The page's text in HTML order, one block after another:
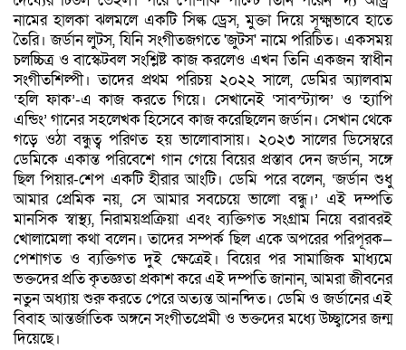
নামের হালকা ঝলমলে একটি সিল্ক ড্রেস, মুক্তা দিয়ে সূক্ষ্মভাবে হাতে
তৈরি। জর্ডান লুটস, যিনি সংগীতজগতে 'জুটস' নামে পরিচিত। একসময়
চলচ্চিত্র ও বাস্কেটবল সংশ্লিষ্ট কাজ করলেও এখন তিনি একজন স্বাধীন
সংগীতশিল্পী। তাদের প্রথম পরিচয় ২০২২ সালে, ডেমির অ্যালবাম
‘হলি ফাক’-এ কাজ করতে গিয়ে। সেখানেই ‘সাবস্ট্যান্স’ ও ‘হ্যাপি
এন্ডিং’ গানের সহলেখক হিসেবে কাজ করেছিলেন জর্ডান। সেখান থেকে
গড়ে ওঠা বন্ধুত্ব পরিণত হয় ভালোবাসায়। ২০২৩ সালের ডিসেম্বরে
ডেমিকে একান্ত পরিবেশে গান গেয়ে বিয়ের প্রস্তাব দেন জর্ডান, সঙ্গে
ছিল পিয়ার-শেপ একটি হীরার আংটি। ডেমি পরে বলেন, ‘জর্ডান শুধু
আমার প্রেমিক নয়, সে আমার সবচেয়ে ভালো বন্ধু।’ এই দম্পতি
মানসিক স্বাস্থ্য, নিরাময়প্রক্রিয়া এবং ব্যক্তিগত সংগ্রাম নিয়ে বরাবরই
খোলামেলা কথা বলেন। তাদের সম্পর্ক ছিল একে অপরের পরিপূরক—
পেশাগত ও ব্যক্তিগত দুই ক্ষেত্রেই। বিয়ের পর সামাজিক মাধ্যমে
ভক্তদের প্রতি কৃতজ্ঞতা প্রকাশ করে এই দম্পতি জানান, আমরা জীবনের
নতুন অধ্যায় শুরু করতে পেরে অত্যন্ত আনন্দিত। ডেমি ও জর্ডানের এই
বিবাহ আন্তর্জাতিক অঙ্গনে সংগীতপ্রেমী ও ভক্তদের মধ্যে উচ্ছ্বাসের জন্ম
দিয়েছে।